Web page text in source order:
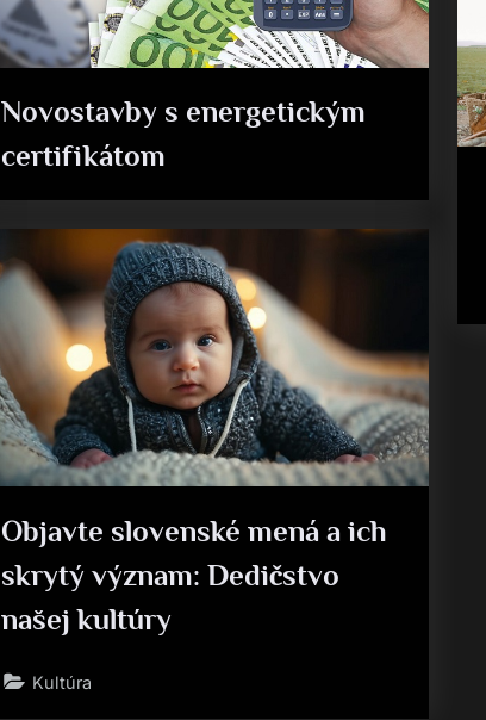
Novostavby s energetickým
certifikátom
Objavte slovenské mená a ich
skrytý význam: Dedičstvo
našej kultúry
Kultúra